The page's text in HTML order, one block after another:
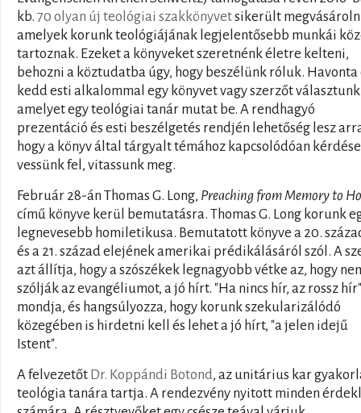
kb. 70 olyan új teológiai szakkönyvetsikerült
amelyek korunk teológiájának legjelentősebb munkái
tartoznak. Ezeket a könyveket szeretnénk életre kelteni,
behozni a köztudatba úgy, hogy beszélünk róluk. Havonta
kedd esti alkalommal egy könyvet vagy szerzőt
amelyet egy teológiai tanár mutat be. A rendhagyó
prezentáció és esti beszélgetés rendjén lehetőség lesz
hogy a könyv által tárgyalt témához kapcsolódóan
vessünk fel, vitassunk meg.
Február 28-án Thomas G. Long, Preaching from Memory to
című könyve kerül bemutatásra. Thomas G. Long korunk
legnevesebb homiletikusa. Bemutatott könyve a 20.
és a 21. század elejének amerikai prédikálásáról szól. A
azt állítja, hogy a szószékek legnagyobb vétke az, hogy
szólják az evangéliumot, a jó hírt. "Ha nincs hír, az rossz
mondja, és hangsúlyozza, hogy korunk szekularizálódó
közegében is hirdetni kell és lehet a jó hírt, "a jelen idejű
Istent".
A felvezetőt Dr. Koppándi Botond, az unitárius kar
teológia tanára tartja. A rendezvény nyitott minden